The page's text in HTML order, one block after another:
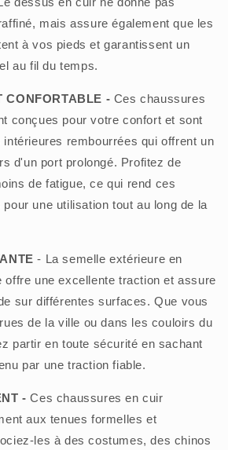
mais assure également que les
à vos pieds et garantissent un
au fil du temps.
CONFORTABLE - Ces chaussures
conçues pour votre confort et sont
rembourrées qui offrent un
d'un port prolongé. Profitez de
de fatigue, ce qui rend ces
une utilisation tout au long de la
- La semelle extérieure en
offre une excellente traction et assure
sur différentes surfaces. Que vous
de la ville ou dans les couloirs du
partir en toute sécurité en sachant
par une traction fiable.
- Ces chaussures en cuir
aux tenues formelles et
les à des costumes, des chinos